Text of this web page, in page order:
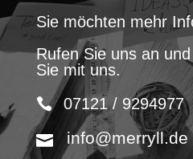
Sie möchten mehr
Rufen Sie uns an
Sie mit uns.
07121 / 9294977
info@merryll.de